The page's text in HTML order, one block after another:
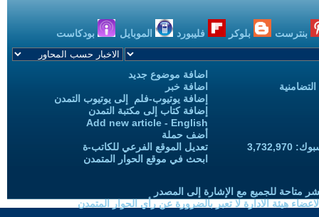
بنترست بلوكر فليبورد الموبايل بودكاست
اضافة موضوع جديد
اضافة خبر
إضافة يوتيوب-فلم إلى يوتيوب التمدن
إضافة كتاب إلى مكتبة التمدن
Add new article - English
أضف حملة
تعديل الموقع الفرعي للكاتب-ة
ابحث في موقع الحوار المتمدن
متاحة للجميع مع الإشارة إلى المصدر
هيئة الادارة لا تعبر بالضرورة عن رأي الحوار المتمدن